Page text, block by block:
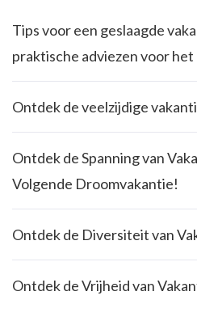
Tips voor een geslaagde
praktische adviezen voor het
Ontdek de veelzijdige
Ontdek de Spanning van
Volgende Droomvakantie!
Ontdek de Diversiteit van
Ontdek de Vrijheid van